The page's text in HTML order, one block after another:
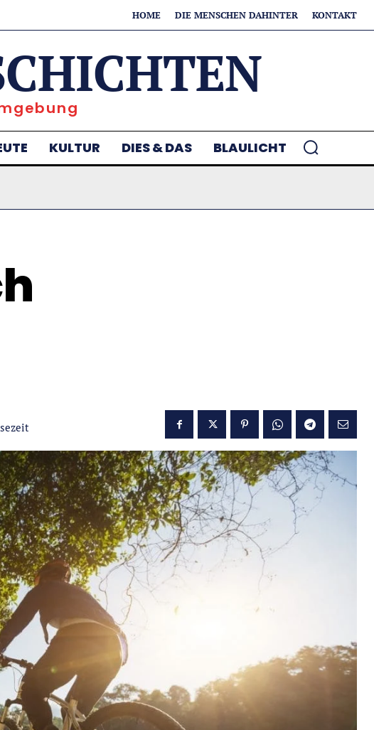
HOME DIE MENSCHEN DAHINTER KONTAKT
KULTUR DIES & DAS BLAULICHT